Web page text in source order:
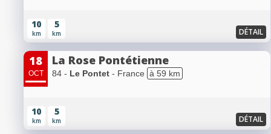
10
km
5
km DÉTAIL
18
OCT
La Rose Pontétienne
84 - Le Pontet - France à 59 km
10
km
5
km DÉTAIL